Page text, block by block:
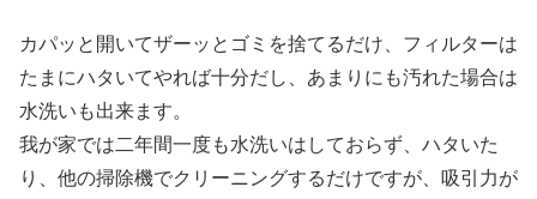
カパッと開いてザーッとゴミを捨てるだけ、フィルターは
たまにハタいてやれば十分だし、あまりにも汚れた場合は
水洗いも出来ます。
我が家では二年間一度も水洗いはしておらず、ハタいた
り、他の掃除機でクリーニングするだけですが、吸引力が